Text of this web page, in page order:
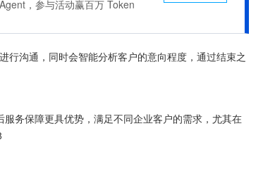
，参与活动赢百万 Token
行沟通，同时会智能分析客户的意向程度，通过结束之
务保障更具优势，满足不同企业客户的需求，尤其在